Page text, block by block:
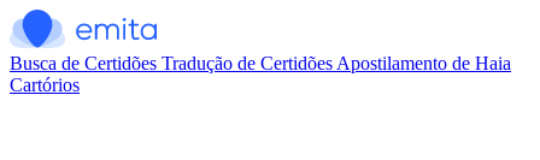
Busca de Certidões Tradução de Certidões Apostilamento de Haia
Cartórios